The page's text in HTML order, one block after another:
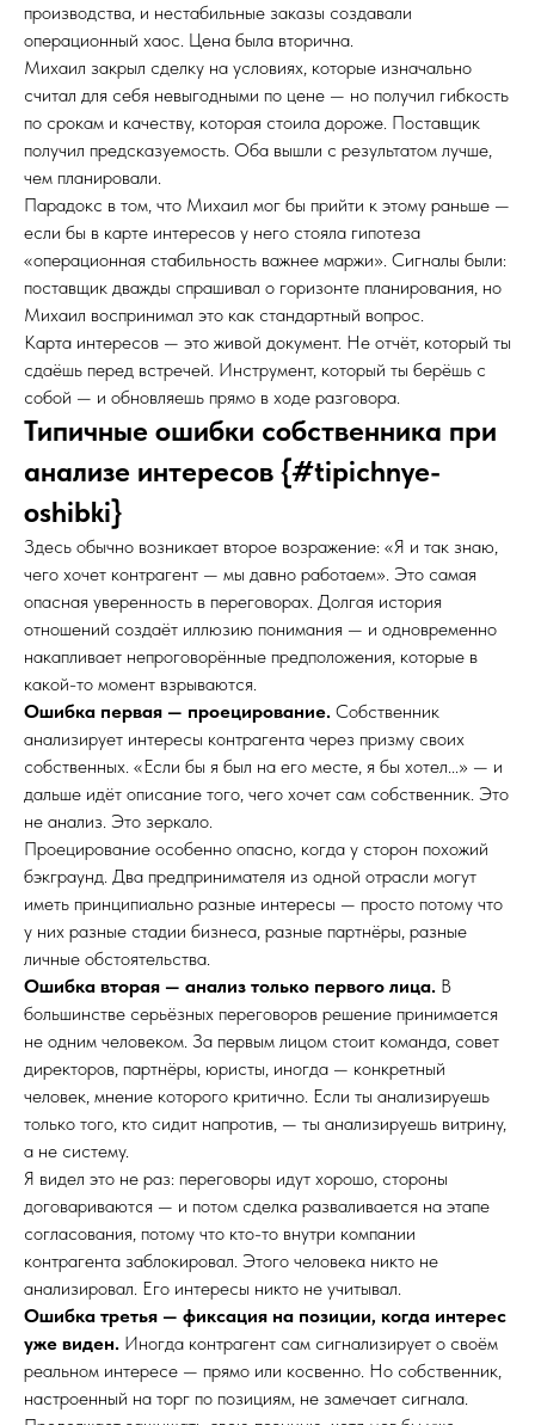
производства, и нестабильные заказы создавали
операционный хаос. Цена была вторична.
Михаил закрыл сделку на условиях, которые изначально
считал для себя невыгодными по цене — но получил гибкость
по срокам и качеству, которая стоила дороже. Поставщик
получил предсказуемость. Оба вышли с результатом лучше,
чем планировали.
Парадокс в том, что Михаил мог бы прийти к этому раньше —
если бы в карте интересов у него стояла гипотеза
«операционная стабильность важнее маржи». Сигналы были:
поставщик дважды спрашивал о горизонте планирования, но
Михаил воспринимал это как стандартный вопрос.
Карта интересов — это живой документ. Не отчёт, который ты
сдаёшь перед встречей. Инструмент, который ты берёшь с
собой — и обновляешь прямо в ходе разговора.
Типичные ошибки собственника при
анализе интересов {#tipichnye-
oshibki}
Здесь обычно возникает второе возражение: «Я и так знаю,
чего хочет контрагент — мы давно работаем». Это самая
опасная уверенность в переговорах. Долгая история
отношений создаёт иллюзию понимания — и одновременно
накапливает непроговорённые предположения, которые в
какой-то момент взрываются.
Ошибка первая — проецирование. Собственник
анализирует интересы контрагента через призму своих
собственных. «Если бы я был на его месте, я бы хотел...» — и
дальше идёт описание того, чего хочет сам собственник. Это
не анализ. Это зеркало.
Проецирование особенно опасно, когда у сторон похожий
бэкграунд. Два предпринимателя из одной отрасли могут
иметь принципиально разные интересы — просто потому что
у них разные стадии бизнеса, разные партнёры, разные
личные обстоятельства.
Ошибка вторая — анализ только первого лица. В
большинстве серьёзных переговоров решение принимается
не одним человеком. За первым лицом стоит команда, совет
директоров, партнёры, юристы, иногда — конкретный
человек, мнение которого критично. Если ты анализируешь
только того, кто сидит напротив, — ты анализируешь витрину,
а не систему.
Я видел это не раз: переговоры идут хорошо, стороны
договариваются — и потом сделка разваливается на этапе
согласования, потому что кто-то внутри компании
контрагента заблокировал. Этого человека никто не
анализировал. Его интересы никто не учитывал.
Ошибка третья — фиксация на позиции, когда интерес
уже виден. Иногда контрагент сам сигнализирует о своём
реальном интересе — прямо или косвенно. Но собственник,
настроенный на торг по позициям, не замечает сигнала.